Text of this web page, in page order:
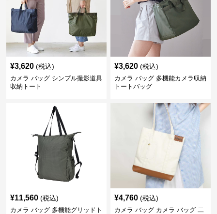
¥3,620 (税込)
カメラ バッグ シンプル撮影道具
収納トート
¥3,620 (税込)
カメラ バッグ 多機能カメラ収納
トートバッグ
¥11,560 (税込)
カメラ バッグ 多機能グリッドト
¥4,760 (税込)
カメラ バッグ カメラ バッグ 二